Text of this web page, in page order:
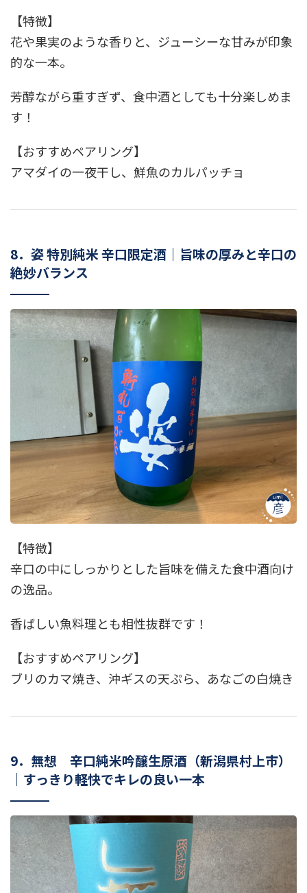
【特徴】
花や果実のような香りと、ジューシーな甘みが印象
的な一本。
芳醇ながら重すぎず、食中酒としても十分楽しめま
す！
【おすすめペアリング】
アマダイの一夜干し、鮮魚のカルパッチョ
8．姿 特別純米 辛口限定酒｜旨味の厚みと辛口の
絶妙バランス
【特徴】
辛口の中にしっかりとした旨味を備えた食中酒向け
の逸品。
香ばしい魚料理とも相性抜群です！
【おすすめペアリング】
ブリのカマ焼き、沖ギスの天ぷら、あなごの白焼き
9．無想 辛口純米吟醸生原酒（新潟県村上市）
｜すっきり軽快でキレの良い一本